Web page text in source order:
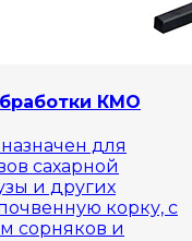
КМО
для
сахарной
и других
корку, с
сорняков и